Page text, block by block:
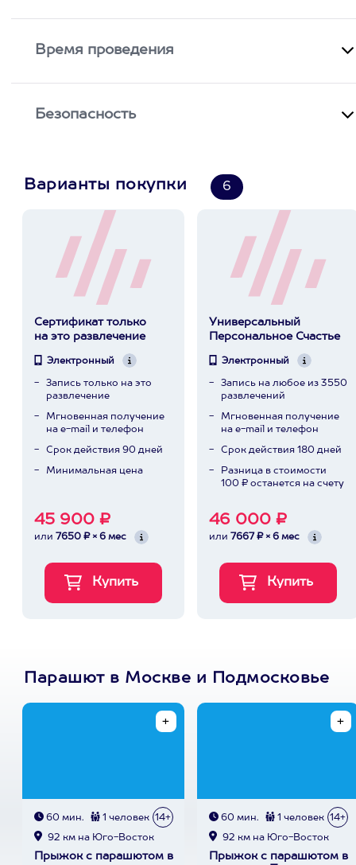
Время проведения
Безопасность
Варианты покупки 6
Сертификат только
на это развлечение
Электронный
Запись только на это
развлечение
Мгновенная получение
на e-mail и телефон
Срок действия 90 дней
Минимальная цена
45 900 ₽
или 7650 ₽ × 6 мес
Универсальный
Персональное Счастье
Электронный
Запись на любое из 3550
развлечений
Мгновенная получение
на e-mail и телефон
Срок действия 180 дней
Разница в стоимости
100 ₽ останется на счету
46 000 ₽
или 7667 ₽ × 6 мес
Парашют в Москве и Подмосковье
60 мин. 1 человек 14+
92 км на Юго-Восток
Прыжок с парашютом в
60 мин. 1 человек 14+
92 км на Юго-Восток
Прыжок с парашютом в